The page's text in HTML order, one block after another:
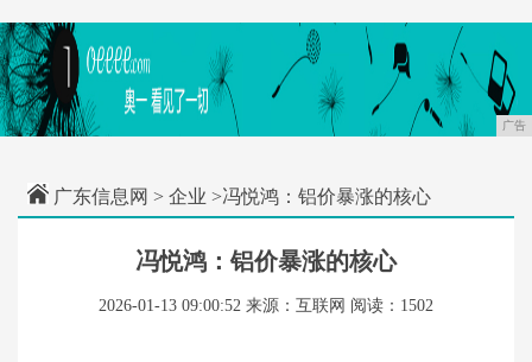
广告
广东信息网 > 企业 >冯悦鸿：铝价暴涨的核心
冯悦鸿：铝价暴涨的核心
2026-01-13 09:00:52 来源：互联网 阅读：1502